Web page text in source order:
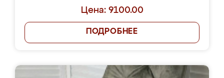
Цена: 9100.00
ПОДРОБНЕЕ